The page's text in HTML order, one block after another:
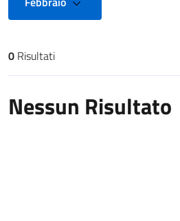
Risultati di ricerca
0 Risultati
Nessun Risultato